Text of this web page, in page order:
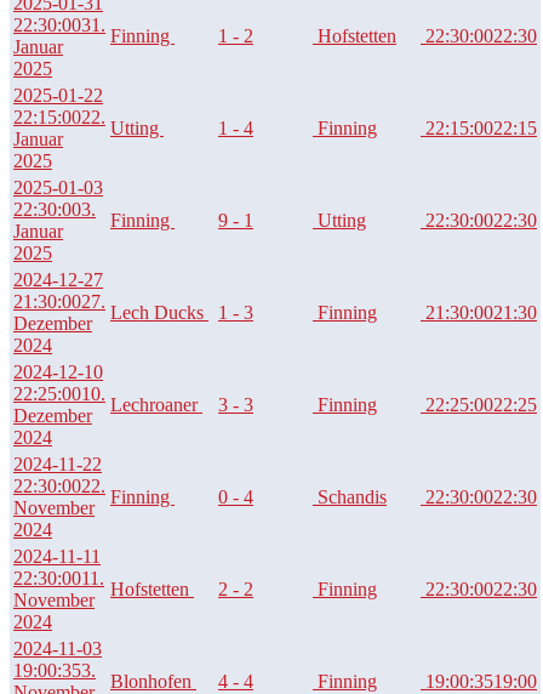
22:30:0031.
Januar
2025
Finning 1 - 2 Hofstetten 22:30:0022:30
2025-01-22
22:15:0022.
Januar
2025
Utting 1 - 4 Finning 22:15:0022:15
2025-01-03
22:30:003.
Januar
2025
Finning 9 - 1 Utting 22:30:0022:30
2024-12-27
21:30:0027.
Dezember
2024
Lech Ducks 1 - 3 Finning 21:30:0021:30
2024-12-10
22:25:0010.
Dezember
2024
Lechroaner 3 - 3 Finning 22:25:0022:25
2024-11-22
22:30:0022.
November
2024
Finning 0 - 4 Schandis 22:30:0022:30
2024-11-11
22:30:0011.
November
2024
Hofstetten 2 - 2 Finning 22:30:0022:30
2024-11-03
19:00:353.
Blonhofen 4 - 4 Finning 19:00:3519:00